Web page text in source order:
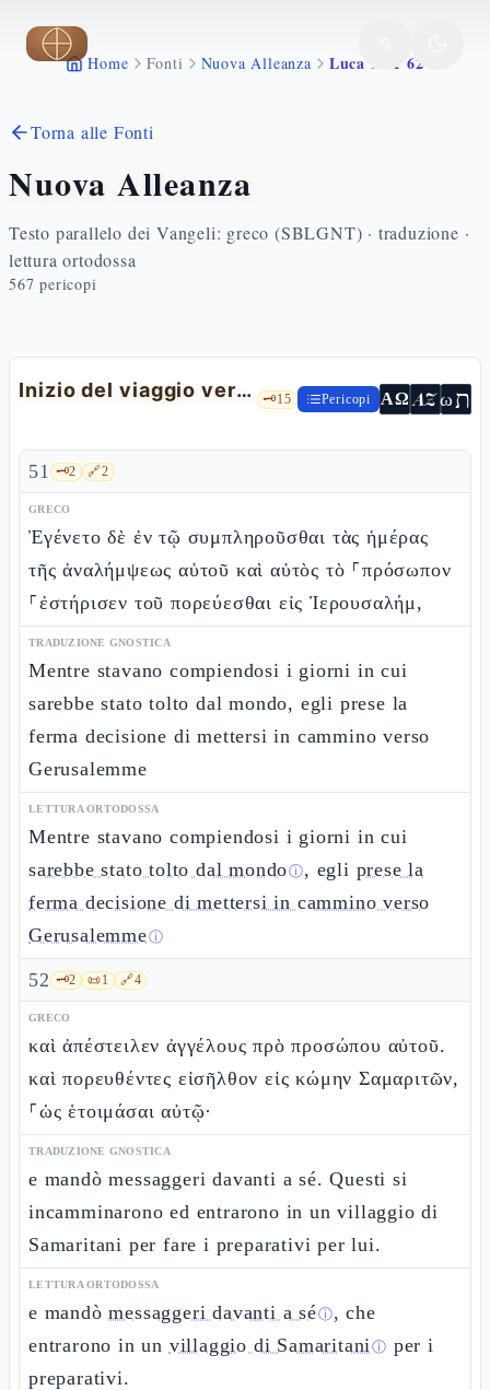
Vai al contenuto principale
Home Fonti Nuova Alleanza Luca 9 51 62
Torna alle Fonti
Nuova Alleanza
Testo parallelo dei Vangeli: greco (SBLGNT) · traduzione ·
lettura ortodossa
567 pericopi
Inizio del viaggio verso Gerusalemme 🗝️15 Pericopi ΑΩ AZωת
51 🗝️2 🔗2
GRECO
Ἐγένετο δὲ ἐν τῷ συμπληροῦσθαι τὰς ἡμέρας
τῆς ἀναλήμψεως αὐτοῦ καὶ αὐτὸς τὸ ⸀πρόσωπον
⸀ἐστήρισεν τοῦ πορεύεσθαι εἰς Ἰερουσαλήμ,
TRADUZIONE GNOSTICA
Mentre stavano compiendosi i giorni in cui
sarebbe stato tolto dal mondo, egli prese la
ferma decisione di mettersi in cammino verso
Gerusalemme
LETTURA ORTODOSSA
Mentre stavano compiendosi i giorni in cui
sarebbe stato tolto dal mondoⓘ, egli prese la
ferma decisione di mettersi in cammino verso
Gerusalemmeⓘ
52 🗝️2 📜1 🔗4
GRECO
καὶ ἀπέστειλεν ἀγγέλους πρὸ προσώπου αὐτοῦ.
καὶ πορευθέντες εἰσῆλθον εἰς κώμην Σαμαριτῶν,
⸀ὡς ἑτοιμάσαι αὐτῷ·
TRADUZIONE GNOSTICA
e mandò messaggeri davanti a sé. Questi si
incamminarono ed entrarono in un villaggio di
Samaritani per fare i preparativi per lui.
LETTURA ORTODOSSA
e mandòmessaggeri davanti a séⓘ, che
entrarono in un villaggio di Samaritaniⓘ per i
preparativi.